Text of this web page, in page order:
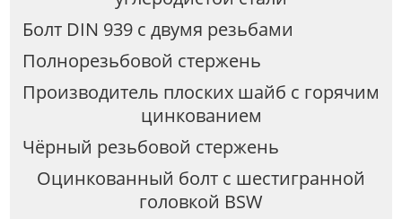
Болт DIN 939 с двумя резьбами
Полнорезьбовой стержень
Производитель плоских шайб с горячим
цинкованием
Чёрный резьбовой стержень
Оцинкованный болт с шестигранной
головкой BSW